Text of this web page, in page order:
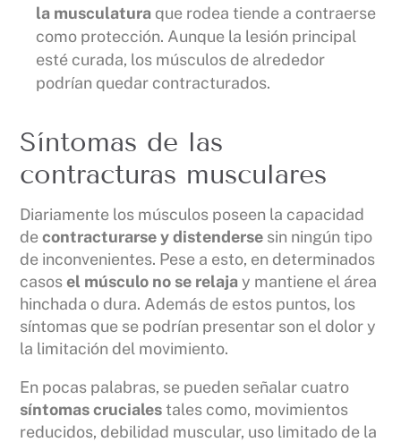
la musculatura que rodea tiende a contraerse
como protección. Aunque la lesión principal
esté curada, los músculos de alrededor
podrían quedar contracturados.
Síntomas de las
contracturas musculares
Diariamente los músculos poseen la capacidad
decontracturarse y distenderse sin ningún tipo
de inconvenientes. Pese a esto, en determinados
casosel músculo no se relajay mantiene el área
hinchada o dura. Además de estos puntos, los
síntomas que se podrían presentar son el dolor y
la limitación del movimiento.
En pocas palabras, se pueden señalar cuatro
síntomas cruciales tales como, movimientos
reducidos, debilidad muscular, uso limitado de la